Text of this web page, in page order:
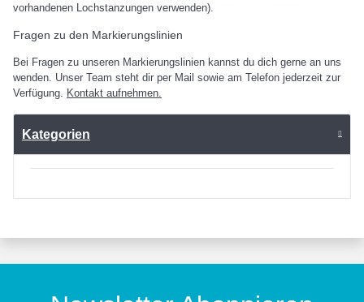
vorhandenen Lochstanzungen verwenden).
Fragen zu den Markierungslinien
Bei Fragen zu unseren Markierungslinien kannst du dich gerne an uns
wenden. Unser Team steht dir per Mail sowie am Telefon jederzeit zur
Verfügung.
Kontakt aufnehmen.
Kategorien